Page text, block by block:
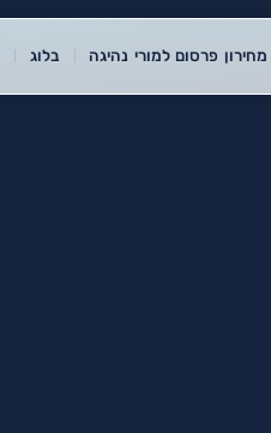
מחירון פרסום למורי נהיגה בלוג